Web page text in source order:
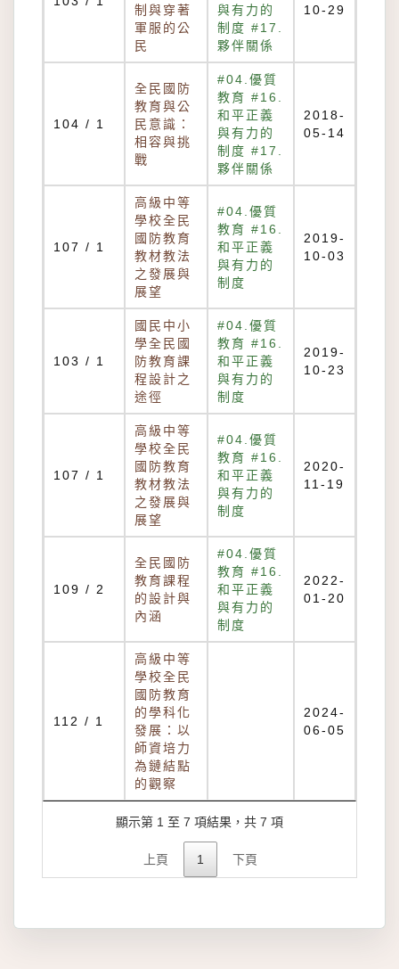
制與穿著
軍服的公
民
與有力的
制度 #17.
夥伴關係
10-29
104 / 1
全民國防
教育與公
民意識：
相容與挑
戰
#04.優質
教育 #16.
和平正義
與有力的
制度 #17.
夥伴關係
2018-
05-14
107 / 1
高級中等
學校全民
國防教育
教材教法
之發展與
展望
#04.優質
教育 #16.
和平正義
與有力的
制度
2019-
10-03
103 / 1
國民中小
學全民國
防教育課
程設計之
途徑
#04.優質
教育 #16.
和平正義
與有力的
制度
2019-
10-23
107 / 1
高級中等
學校全民
國防教育
教材教法
之發展與
展望
#04.優質
教育 #16.
和平正義
與有力的
制度
2020-
11-19
109 / 2
全民國防
教育課程
的設計與
內涵
#04.優質
教育 #16.
和平正義
與有力的
制度
2022-
01-20
112 / 1
高級中等
學校全民
國防教育
的學科化
發展：以
師資培力
為鏈結點
的觀察
2024-
06-05
顯示第 1 至 7 項結果，共 7 項
上頁 1 下頁